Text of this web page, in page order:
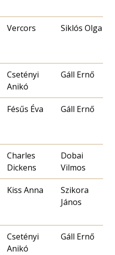
Vercors Siklós Olga
Csetényi
Anikó
Gáll Ernő
Fésűs Éva Gáll Ernő
Charles
Dickens
Dobai
Vilmos
Kiss Anna
Szikora
János
Csetényi
Anikó
Gáll Ernő